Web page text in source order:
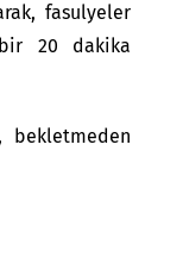
fasulyeler
bir 20 dakika
bekletmeden